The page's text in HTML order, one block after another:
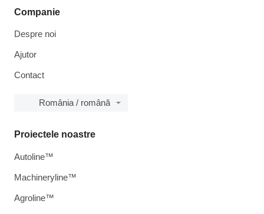
Companie
Despre noi
Ajutor
Contact
România / română
Proiectele noastre
Autoline™
Machineryline™
Agroline™